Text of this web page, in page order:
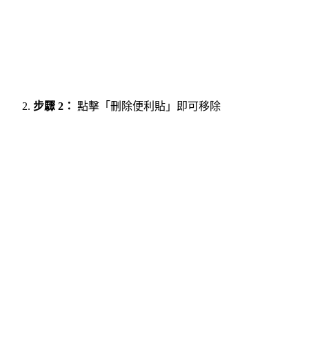
步驟 2： 點擊「刪除便利貼」即可移除